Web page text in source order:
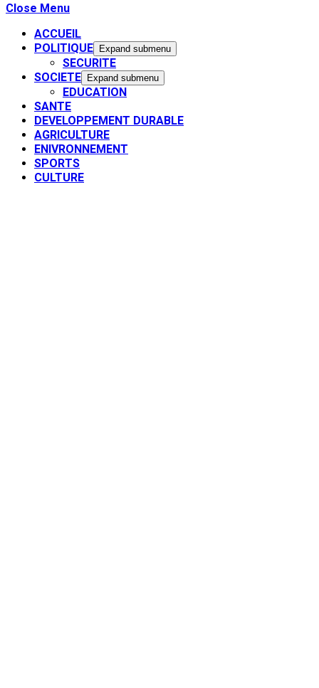
Close Menu
ACCUEIL
POLITIQUE
Expand submenu
SECURITE
SOCIETE
Expand submenu
EDUCATION
SANTE
DEVELOPPEMENT DURABLE
AGRICULTURE
ENIVRONNEMENT
SPORTS
CULTURE